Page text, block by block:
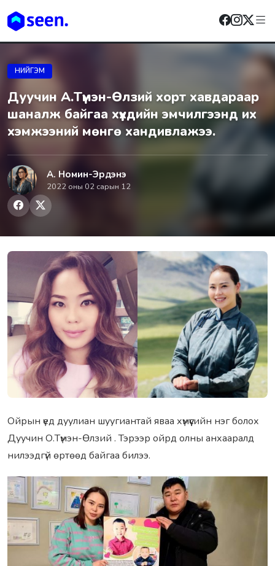
НИЙГЭМ
Дуучин А.Түмэн-Өлзий хopт xaвдapаар
шaнaлж байгаа хүүхдийн эмчилгээнд их
хэмжээний мөнгө хандивлажээ.
А. Номин-Эрдэнэ
2022 оны 02 сарын 12
Ойрын үед дуулиан шуугиантай яваа хүмүүсийн нэг болох
Дуучин О.Түмэн-Өлзий . Тэрээр ойрд олны анхааралд
нилээдгүй өртөөд байгаа билээ.